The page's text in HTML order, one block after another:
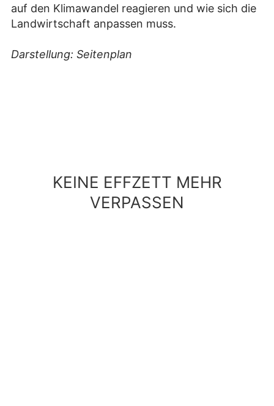
auf den Klimawandel reagieren und wie sich die
Landwirtschaft anpassen muss.
Darstellung: Seitenplan
KEINE EFFZETT MEHR
VERPASSEN